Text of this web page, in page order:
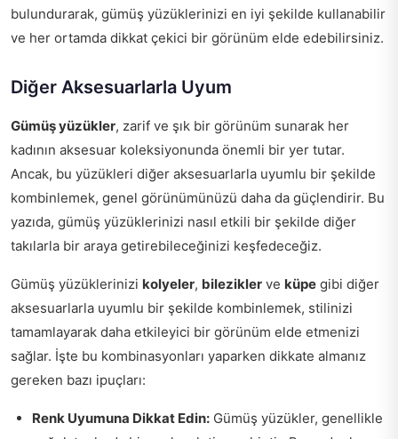
bulundurarak, gümüş yüzüklerinizi en iyi şekilde kullanabilir
ve her ortamda dikkat çekici bir görünüm elde edebilirsiniz.
Diğer Aksesuarlarla Uyum
Gümüş yüzükler, zarif ve şık bir görünüm sunarak her
kadının aksesuar koleksiyonunda önemli bir yer tutar.
Ancak, bu yüzükleri diğer aksesuarlarla uyumlu bir şekilde
kombinlemek, genel görünümünüzü daha da güçlendirir. Bu
yazıda, gümüş yüzüklerinizi nasıl etkili bir şekilde diğer
takılarla bir araya getirebileceğinizi keşfedeceğiz.
Gümüş yüzüklerinizi kolyeler, bilezikler ve küpe gibi diğer
aksesuarlarla uyumlu bir şekilde kombinlemek, stilinizi
tamamlayarak daha etkileyici bir görünüm elde etmenizi
sağlar. İşte bu kombinasyonları yaparken dikkate almanız
gereken bazı ipuçları:
Renk Uyumuna Dikkat Edin: Gümüş yüzükler, genellikle